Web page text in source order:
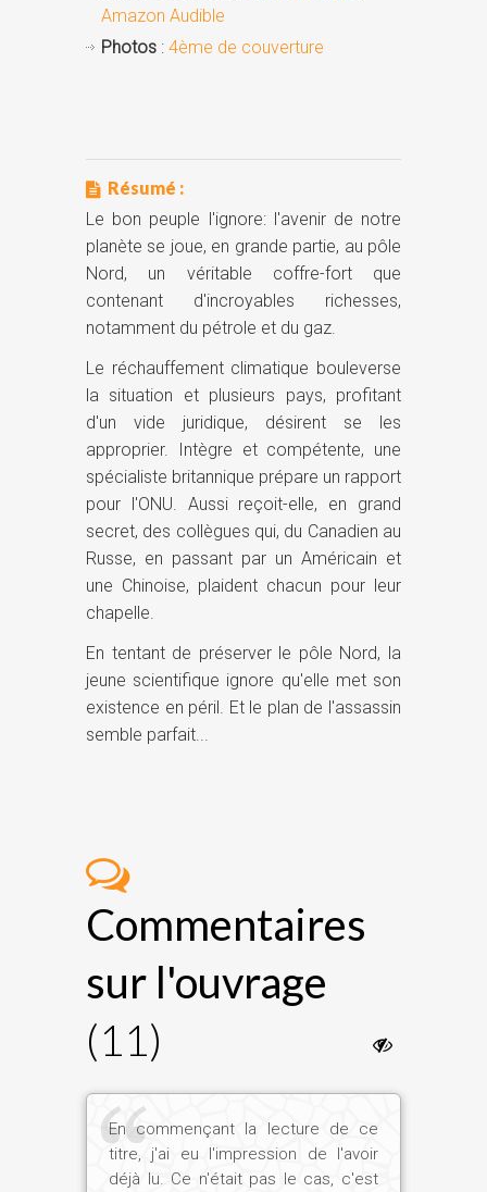
Amazon Audible
Photos : 4ème de couverture
Résumé :
Le bon peuple l'ignore: l'avenir de notre
planète se joue, en grande partie, au pôle
Nord, un véritable coffre-fort que
contenant d'incroyables richesses,
notamment du pétrole et du gaz.
Le réchauffement climatique bouleverse
la situation et plusieurs pays, profitant
d'un vide juridique, désirent se les
approprier. Intègre et compétente, une
spécialiste britannique prépare un rapport
pour l'ONU. Aussi reçoit-elle, en grand
secret, des collègues qui, du Canadien au
Russe, en passant par un Américain et
une Chinoise, plaident chacun pour leur
chapelle.
En tentant de préserver le pôle Nord, la
jeune scientifique ignore qu'elle met son
existence en péril. Et le plan de l'assassin
semble parfait...
Commentaires
sur l'ouvrage
(11)
En commençant la lecture de ce
titre, j'ai eu l'impression de l'avoir
déjà lu. Ce n'était pas le cas, c'est